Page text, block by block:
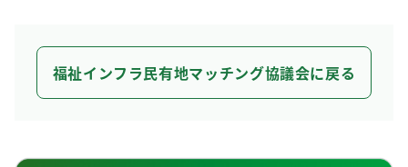
福祉インフラ民有地マッチング協議会に戻る